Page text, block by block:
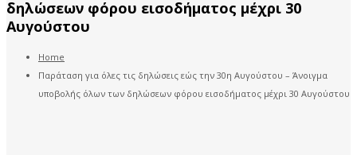
δηλώσεων φόρου εισοδήματος μέχρι 30
Αυγούστου
Home
Παράταση για όλες τις δηλώσεις εώς την 30η Αυγούστου – Άνοιγμα
υποβολής όλων των δηλώσεων φόρου εισοδήματος μέχρι 30 Αυγούστου